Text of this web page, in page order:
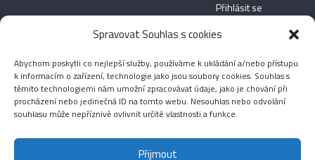
Spravovat Souhlas s cookies
Abychom poskytli co nejlepší služby, používáme k ukládání a/nebo přístupu
k informacím o zařízení, technologie jako jsou soubory cookies. Souhlas s
těmito technologiemi nám umožní zpracovávat údaje, jako je chování při
procházení nebo jedinečná ID na tomto webu. Nesouhlas nebo odvolání
souhlasu může nepříznivě ovlivnit určité vlastnosti a funkce.
Přijmout
Přihlásit se
Zdroj kanálů
Kanál komentářů
Česká lokalizace